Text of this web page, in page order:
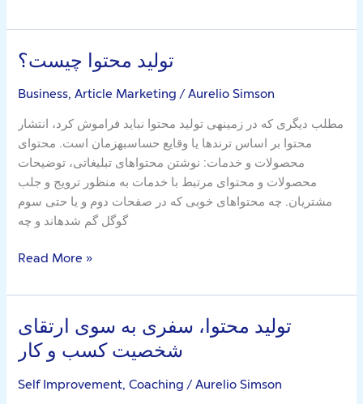
تولید محتوا چیست؟
Business, Article Marketing/Aurelio Simson
مطلب دیگری که در زمینهی تولید محتوا نباید فراموش کرد، انتشار
محتوا بر اساس ترندها یا وقایع حساسبهزمان است. محتوای
محصولات و خدمات: نوشتن محتواهای تبلیغاتی، توضیحات
محصولات و محتوای مرتبط با خدمات به منظور ترویج و جلب
مشتریان. چه محتواهای خوبی که در صفحات دوم و یا حتی سوم
گوگل گم شدهاند و چه
تولید
چیست؟
Read More »
تولید محتوا، سفری به سوی ارتقای
شخصیت کسب و کار
Self Improvement, Coaching /Aurelio Simson
تولید
محتوا،
سفری
به